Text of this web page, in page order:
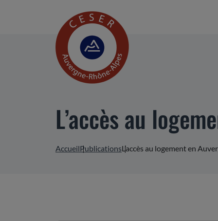
L’accès au
AccueilPublicationsL’accès au logement en